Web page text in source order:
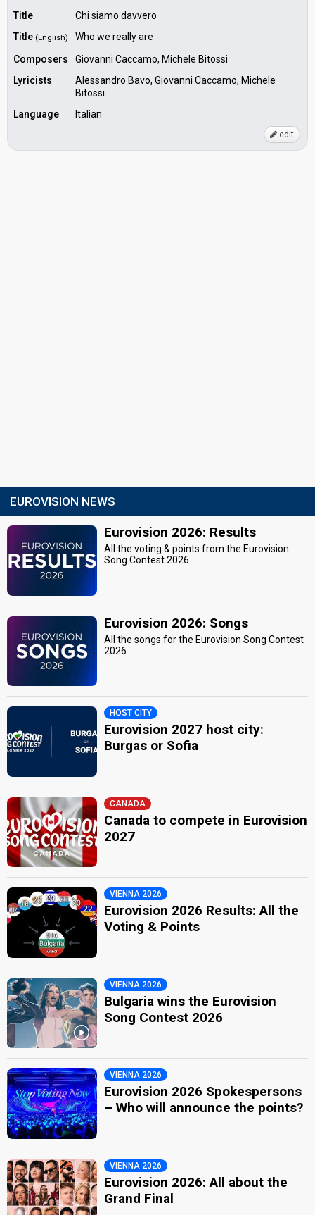
Title
Chi siamo davvero
Title (English)
Who we really are
Composers
Giovanni Caccamo, Michele Bitossi
Lyricists
Alessandro Bavo, Giovanni Caccamo, Michele
Bitossi
Language
Italian
edit
EUROVISION NEWS
Eurovision 2026: Results
All the voting & points from the Eurovision
Song Contest 2026
Eurovision 2026: Songs
All the songs for the Eurovision Song Contest
2026
HOST CITY
Eurovision 2027 host city:
Burgas or Sofia
CANADA
Canada to compete in Eurovision
2027
VIENNA 2026
Eurovision 2026 Results: All the
Voting & Points
VIENNA 2026
Bulgaria wins the Eurovision
Song Contest 2026
VIENNA 2026
Eurovision 2026 Spokespersons
– Who will announce the points?
VIENNA 2026
Eurovision 2026: All about the
Grand Final